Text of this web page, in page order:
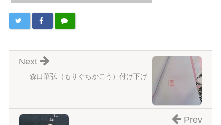
森口華弘（もりぐちかこう）付け下げ
Next
Prev